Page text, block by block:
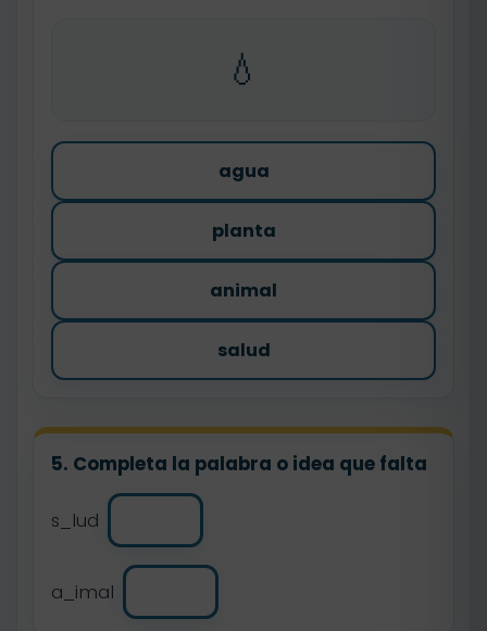
💧
agua
planta
animal
salud
5. Completa la palabra o idea que falta
s_lud
a_imal